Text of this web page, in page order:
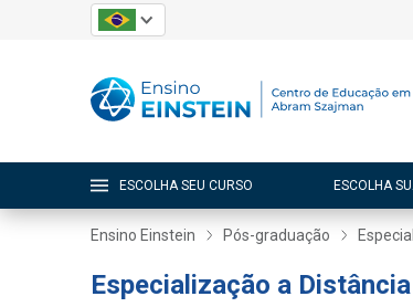
ESCOLHA SEU CURSO ESCOLHA
Ensino Einstein Pós-graduação
Especialização a Distância